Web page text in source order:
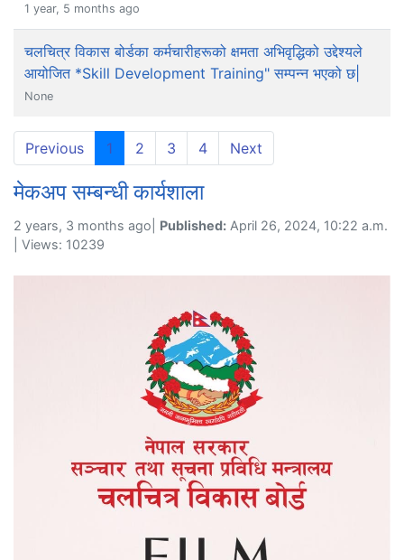
1 year, 5 months ago
चलचित्र विकास बोर्डका कर्मचारीहरूको क्षमता अभिवृद्धिको उद्देश्यले
आयोजित *Skill Development Training" सम्पन्न भएको छ|
None
Previous 1 (current)
2 3 4 Next
मेकअप सम्बन्धी कार्यशाला
2 years, 3 months ago| Published: April 26, 2024, 10:22 a.m.
| Views: 10239